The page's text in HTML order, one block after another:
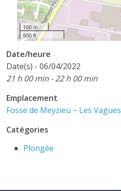
100 m
500 ft
Date/heure
Date(s) - 06/04/2022
21 h 00 min - 22 h 00 min
Emplacement
Fosse de Meyzieu − Les Vagues
Catégories
Plongée